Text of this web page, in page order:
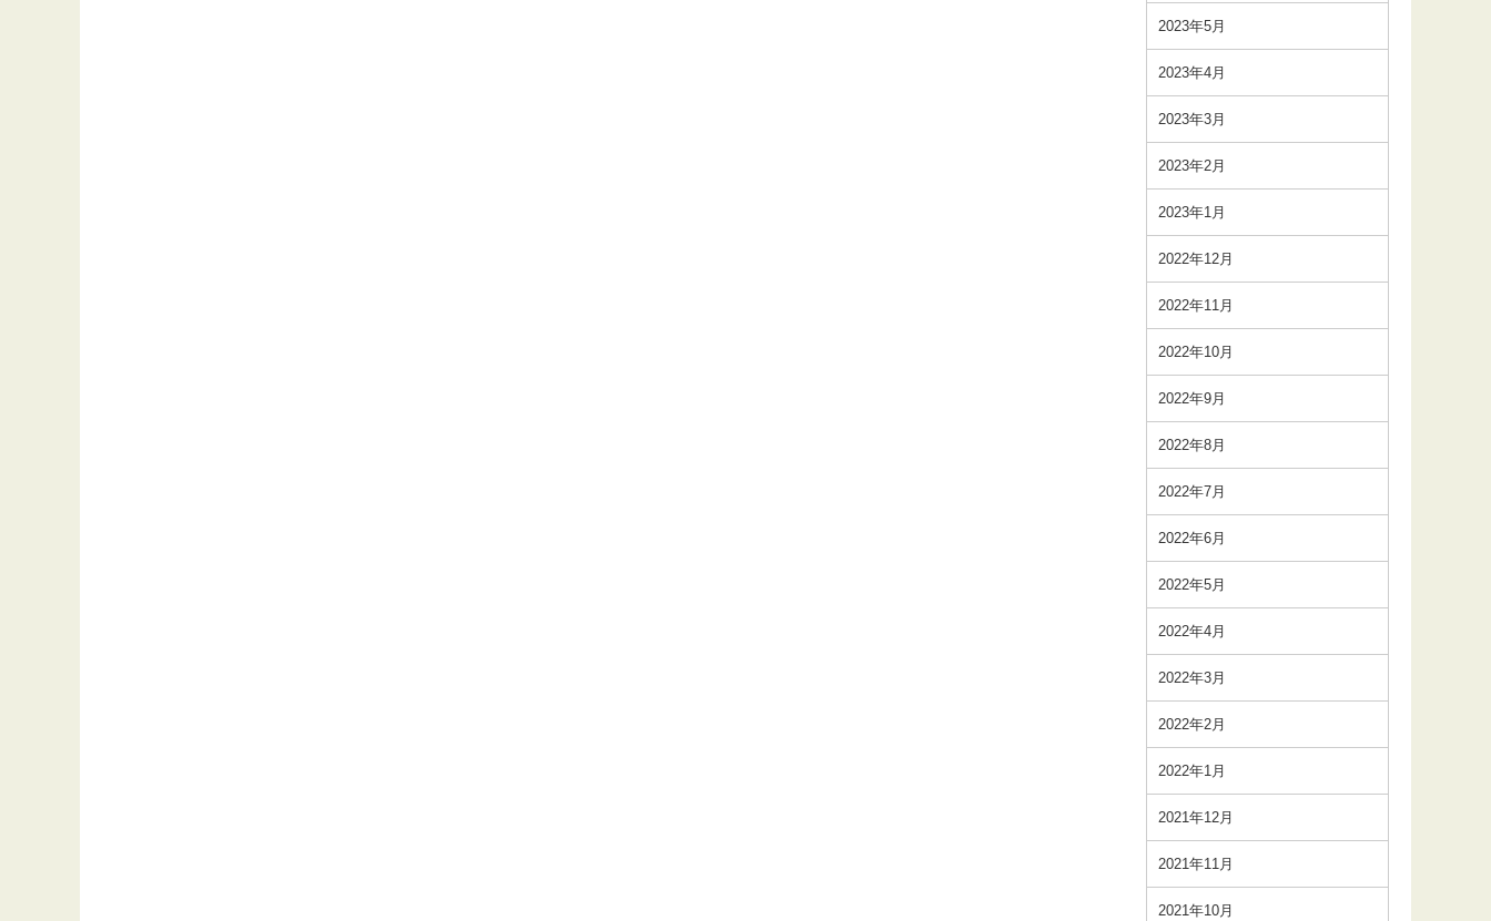
2023年5月
2023年4月
2023年3月
2023年2月
2023年1月
2022年12月
2022年11月
2022年10月
2022年9月
2022年8月
2022年7月
2022年6月
2022年5月
2022年4月
2022年3月
2022年2月
2022年1月
2021年12月
2021年11月
2021年10月